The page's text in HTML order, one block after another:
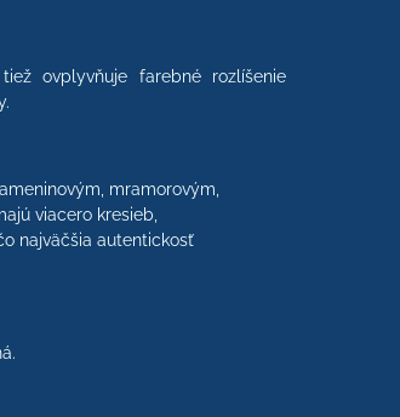
ovplyvňuje farebné rozlíšenie
mramorovým,
viacero kresieb,
najväčšia autentickosť